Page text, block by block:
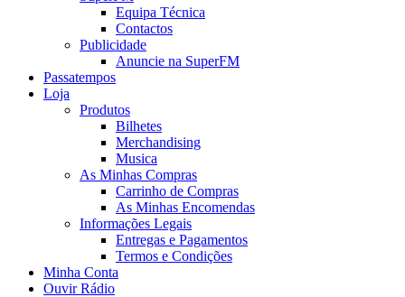
Equipa Técnica
Contactos
Publicidade
Anuncie na SuperFM
Passatempos
Loja
Produtos
Bilhetes
Merchandising
Musica
As Minhas Compras
Carrinho de Compras
As Minhas Encomendas
Informações Legais
Entregas e Pagamentos
Termos e Condições
Minha Conta
Ouvir Rádio